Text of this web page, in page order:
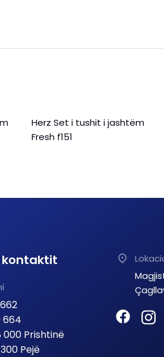
Herz Set i tushit i jashtëm
Fresh f151
kontaktit
664
000 Prishtinë
Pejë